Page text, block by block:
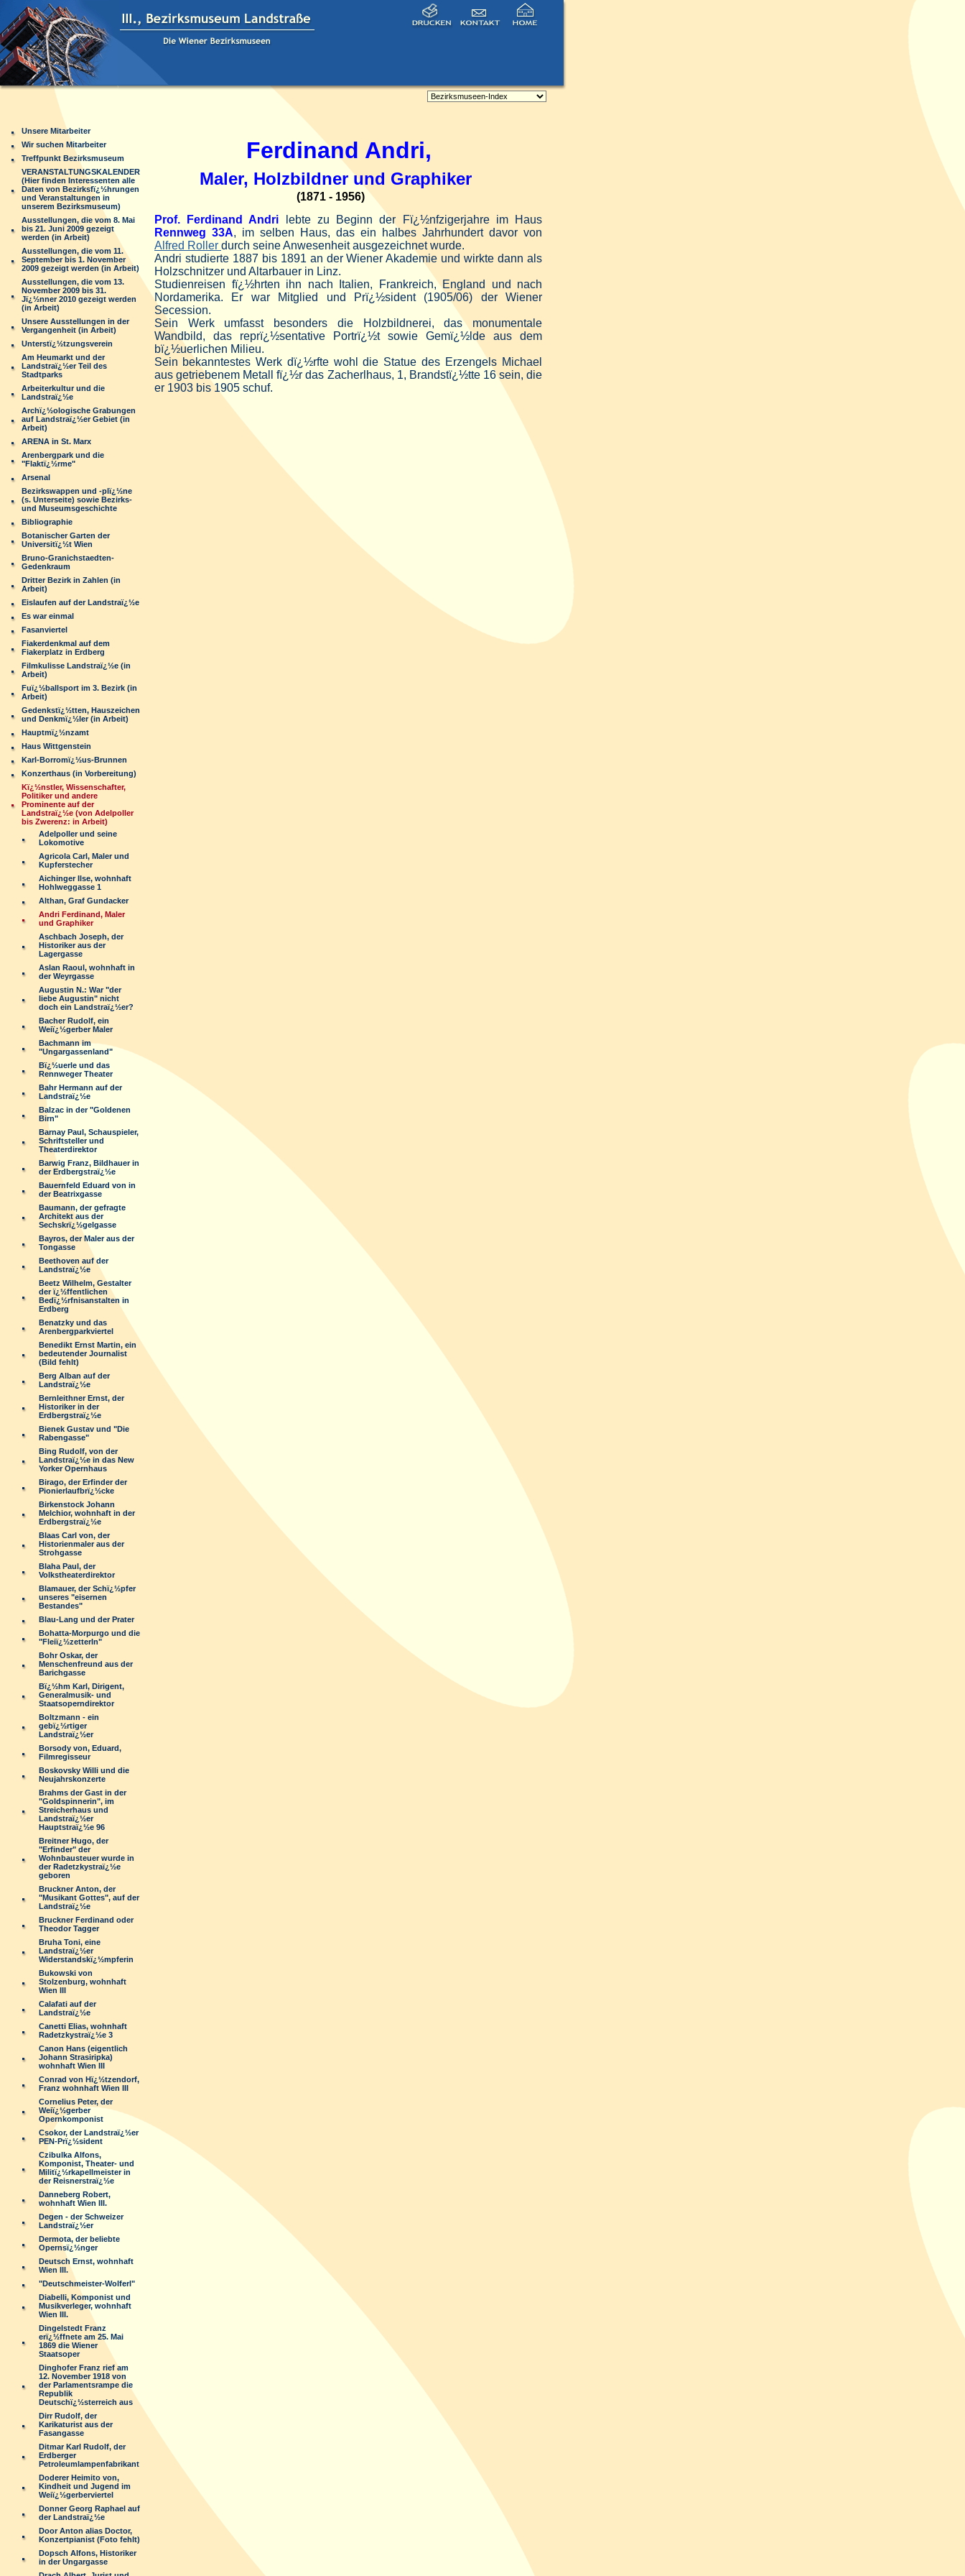
Unsere Mitarbeiter
Wir suchen Mitarbeiter
Treffpunkt Bezirksmuseum
VERANSTALTUNGSKALENDER
(Hier finden Interessenten alle
Daten von Bezirksfï¿½hrungen
und Veranstaltungen in
unserem Bezirksmuseum)
Ausstellungen, die vom 8. Mai
bis 21. Juni 2009 gezeigt
werden (in Arbeit)
Ausstellungen, die vom 11.
September bis 1. November
2009 gezeigt werden (in Arbeit)
Ausstellungen, die vom 13.
November 2009 bis 31.
Jï¿½nner 2010 gezeigt werden
(in Arbeit)
Unsere Ausstellungen in der
Vergangenheit (in Arbeit)
Unterstï¿½tzungsverein
Am Heumarkt und der
Landstraï¿½er Teil des
Stadtparks
Arbeiterkultur und die
Landstraï¿½e
Archï¿½ologische Grabungen
auf Landstraï¿½er Gebiet (in
Arbeit)
ARENA in St. Marx
Arenbergpark und die
"Flaktï¿½rme"
Arsenal
Bezirkswappen und -plï¿½ne
(s. Unterseite) sowie Bezirks-
und Museumsgeschichte
Bibliographie
Botanischer Garten der
Universitï¿½t Wien
Bruno-Granichstaedten-
Gedenkraum
Dritter Bezirk in Zahlen (in
Arbeit)
Eislaufen auf der Landstraï¿½e
Es war einmal
Fasanviertel
Fiakerdenkmal auf dem
Fiakerplatz in Erdberg
Filmkulisse Landstraï¿½e (in
Arbeit)
Fuï¿½ballsport im 3. Bezirk (in
Arbeit)
Gedenkstï¿½tten, Hauszeichen
und Denkmï¿½ler (in Arbeit)
Hauptmï¿½nzamt
Haus Wittgenstein
Karl-Borromï¿½us-Brunnen
Konzerthaus (in Vorbereitung)
Kï¿½nstler, Wissenschafter,
Politiker und andere
Prominente auf der
Landstraï¿½e (von Adelpoller
bis Zwerenz: in Arbeit)
Adelpoller und seine
Lokomotive
Agricola Carl, Maler und
Kupferstecher
Aichinger Ilse, wohnhaft
Hohlweggasse 1
Althan, Graf Gundacker
Andri Ferdinand, Maler
und Graphiker
Aschbach Joseph, der
Historiker aus der
Lagergasse
Aslan Raoul, wohnhaft in
der Weyrgasse
Augustin N.: War "der
liebe Augustin" nicht
doch ein Landstraï¿½er?
Bacher Rudolf, ein
Weiï¿½gerber Maler
Bachmann im
"Ungargassenland"
Bï¿½uerle und das
Rennweger Theater
Bahr Hermann auf der
Landstraï¿½e
Balzac in der "Goldenen
Birn"
Barnay Paul, Schauspieler,
Schriftsteller und
Theaterdirektor
Barwig Franz, Bildhauer in
der Erdbergstraï¿½e
Bauernfeld Eduard von in
der Beatrixgasse
Baumann, der gefragte
Architekt aus der
Sechskrï¿½gelgasse
Bayros, der Maler aus der
Tongasse
Beethoven auf der
Landstraï¿½e
Beetz Wilhelm, Gestalter
der ï¿½ffentlichen
Bedï¿½rfnisanstalten in
Erdberg
Benatzky und das
Arenbergparkviertel
Benedikt Ernst Martin, ein
bedeutender Journalist
(Bild fehlt)
Berg Alban auf der
Landstraï¿½e
Bernleithner Ernst, der
Historiker in der
Erdbergstraï¿½e
Bienek Gustav und "Die
Rabengasse"
Bing Rudolf, von der
Landstraï¿½e in das New
Yorker Opernhaus
Birago, der Erfinder der
Pionierlaufbrï¿½cke
Birkenstock Johann
Melchior, wohnhaft in der
Erdbergstraï¿½e
Blaas Carl von, der
Historienmaler aus der
Strohgasse
Blaha Paul, der
Volkstheaterdirektor
Blamauer, der Schï¿½pfer
unseres "eisernen
Bestandes"
Blau-Lang und der Prater
Bohatta-Morpurgo und die
"Fleiï¿½zetterln"
Bohr Oskar, der
Menschenfreund aus der
Barichgasse
Bï¿½hm Karl, Dirigent,
Generalmusik- und
Staatsoperndirektor
Boltzmann - ein
gebï¿½rtiger
Landstraï¿½er
Borsody von, Eduard,
Filmregisseur
Boskovsky Willi und die
Neujahrskonzerte
Brahms der Gast in der
"Goldspinnerin", im
Streicherhaus und
Landstraï¿½er
Hauptstraï¿½e 96
Breitner Hugo, der
"Erfinder" der
Wohnbausteuer wurde in
der Radetzkystraï¿½e
geboren
Bruckner Anton, der
"Musikant Gottes", auf der
Landstraï¿½e
Bruckner Ferdinand oder
Theodor Tagger
Bruha Toni, eine
Landstraï¿½er
Widerstandskï¿½mpferin
Bukowski von
Stolzenburg, wohnhaft
Wien III
Calafati auf der
Landstraï¿½e
Canetti Elias, wohnhaft
Radetzkystraï¿½e 3
Canon Hans (eigentlich
Johann Strasiripka)
wohnhaft Wien III
Conrad von Hï¿½tzendorf,
Franz wohnhaft Wien III
Cornelius Peter, der
Weiï¿½gerber
Opernkomponist
Csokor, der Landstraï¿½er
PEN-Prï¿½sident
Czibulka Alfons,
Komponist, Theater- und
Militï¿½rkapellmeister in
der Reisnerstraï¿½e
Danneberg Robert,
wohnhaft Wien III.
Degen - der Schweizer
Landstraï¿½er
Dermota, der beliebte
Opernsï¿½nger
Deutsch Ernst, wohnhaft
Wien III.
"Deutschmeister-Wolferl"
Diabelli, Komponist und
Musikverleger, wohnhaft
Wien III.
Dingelstedt Franz
erï¿½ffnete am 25. Mai
1869 die Wiener
Staatsoper
Dinghofer Franz rief am
12. November 1918 von
der Parlamentsrampe die
Republik
Deutschï¿½sterreich aus
Dirr Rudolf, der
Karikaturist aus der
Fasangasse
Ditmar Karl Rudolf, der
Erdberger
Petroleumlampenfabrikant
Doderer Heimito von,
Kindheit und Jugend im
Weiï¿½gerberviertel
Donner Georg Raphael auf
der Landstraï¿½e
Door Anton alias Doctor,
Konzertpianist (Foto fehlt)
Dopsch Alfons, Historiker
in der Ungargasse
Ferdinand Andri,
Maler, Holzbildner und Graphiker
(1871 - 1956)
Prof.
Ferdinand Andri lebte zu Beginn der Fï¿½nfzigerjahre im Haus
Rennweg 33A, im selben Haus, das ein halbes Jahrhundert davor von
Alfred Roller durch seine Anwesenheit ausgezeichnet wurde.
Andri studierte 1887 bis 1891 an der Wiener Akademie und wirkte dann als
Holzschnitzer und Altarbauer in Linz.
Studienreisen fï¿½hrten ihn nach Italien, Frankreich, England und nach
Nordamerika. Er war Mitglied und Prï¿½sident (1905/06) der Wiener
Secession.
Sein Werk umfasst besonders die Holzbildnerei, das monumentale
Wandbild, das reprï¿½sentative Portrï¿½t sowie Gemï¿½lde aus dem
bï¿½uerlichen Milieu.
Sein bekanntestes Werk dï¿½rfte wohl die Statue des Erzengels Michael
aus getriebenem Metall fï¿½r das Zacherlhaus, 1, Brandstï¿½tte 16 sein, die
er 1903 bis 1905 schuf.